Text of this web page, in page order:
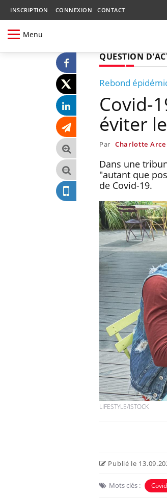
INSCRIPTION CONNEXION CONTACT
Menu
QUESTION
Rebond
Covid-
éviter
Par Charlotte Arce
Dans une
"autant que
de Covid-19.
LIFESTYLE/ISTOCK
Publié le
Mots clés :